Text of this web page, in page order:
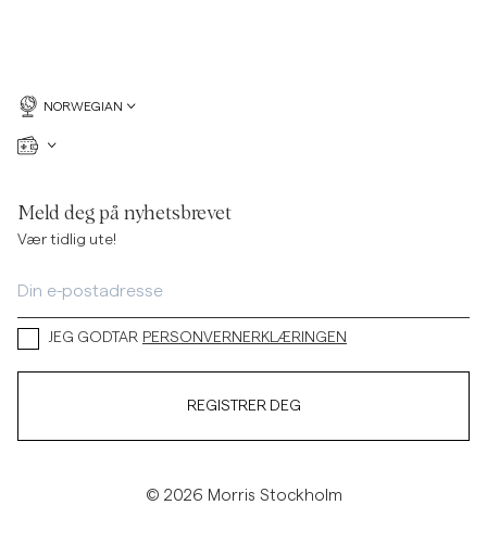
NORWEGIAN
Meld deg på nyhetsbrevet
Vær tidlig ute!
JEG GODTAR PERSONVERNERKLÆRINGEN
REGISTRER DEG
© 2026 Morris Stockholm